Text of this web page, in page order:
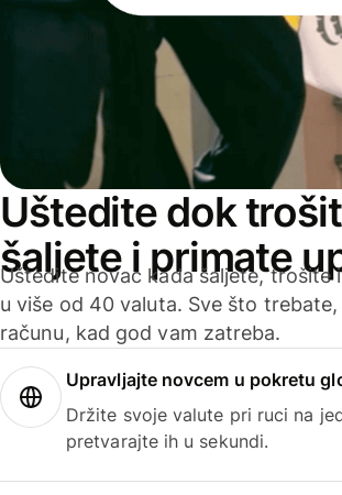
Uštedite dok
šaljete i primate
Uštedite novac kada šaljete, trošite
u više od 40 valuta. Sve što
računu, kad god vam zatreba.
Upravljajte novcem u pokretu
Držite svoje valute pri ruci na
pretvarajte ih u sekundi.